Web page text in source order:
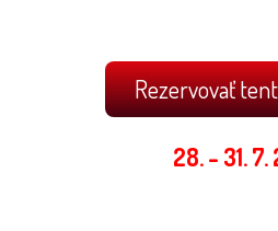
Rezervovať
28. - 31. 7.